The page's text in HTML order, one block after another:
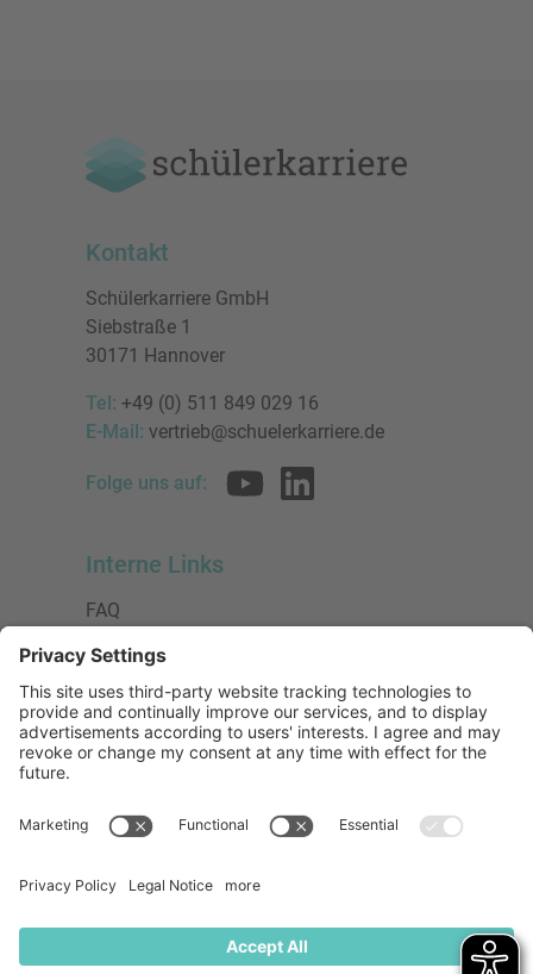
Kontakt
Schülerkarriere GmbH
Siebstraße 1
30171 Hannover
Tel: +49 (0) 511 849 029 16
E-Mail: vertrieb@schuelerkarriere.de
Folge uns auf:
Interne Links
FAQ
Datenschutzerklärung
Impressum
Presse
Urheberrecht
Mitglied bei:
Die Jungen Unternehmer